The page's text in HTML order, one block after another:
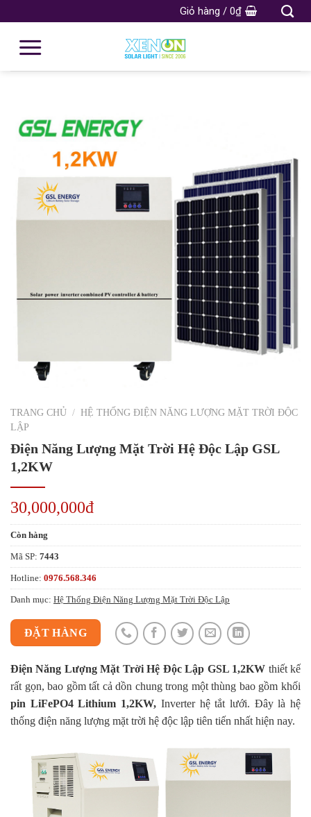
Giỏ hàng / 0₫
TRANG CHỦ / HỆ THỐNG ĐIỆN NĂNG LƯỢNG MẶT TRỜI ĐỘC
LẬP
Điện Năng Lượng Mặt Trời Hệ Độc Lập GSL
1,2KW
30,000,000đ
Còn hàng
Mã SP: 7443
Hotline: 0976.568.346
Danh mục: Hệ Thống Điện Năng Lượng Mặt Trời Độc Lập
ĐẶT HÀNG
Điện Năng Lượng Mặt Trời Hệ Độc Lập GSL 1,2KW thiết kế
rất gọn, bao gồm tất cả dồn chung trong một thùng bao gồm khối
pin LiFePO4 Lithium 1,2KW, Inverter hệ tắt lưới. Đây là hệ
thống điện năng lượng mặt trời hệ độc lập tiên tiến nhất hiện nay.